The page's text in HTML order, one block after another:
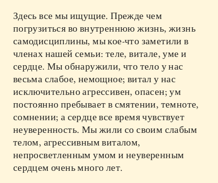
Здесь все мы ищущие. Прежде чем
погрузиться во внутреннюю жизнь, жизнь
самодисциплины, мы кое-что заметили в
членах нашей семьи: теле, витале, уме и
сердце. Мы обнаружили, что тело у нас
весьма слабое, немощное; витал у нас
исключительно агрессивен, опасен; ум
постоянно пребывает в смятении, темноте,
сомнении; а сердце все время чувствует
неуверенность. Мы жили со своим слабым
телом, агрессивным виталом,
непросветленным умом и неуверенным
сердцем очень много лет.